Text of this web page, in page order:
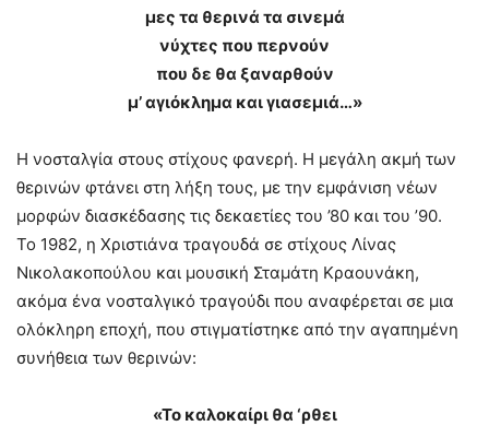
μες τα θερινά τα σινεμά
νύχτες που περνούν
που δε θα ξαναρθούν
μ’ αγιόκλημα και γιασεμιά…»
Η νοσταλγία στους στίχους φανερή. Η μεγάλη ακμή των
θερινών φτάνει στη λήξη τους, με την εμφάνιση νέων
μορφών διασκέδασης τις δεκαετίες του ’80 και του ’90.
Το 1982, η Χριστιάνα τραγουδά σε στίχους Λίνας
Νικολακοπούλου και μουσική Σταμάτη Κραουνάκη,
ακόμα ένα νοσταλγικό τραγούδι που αναφέρεται σε μια
ολόκληρη εποχή, που στιγματίστηκε από την αγαπημένη
συνήθεια των θερινών:
«Το καλοκαίρι θα ‘ρθει